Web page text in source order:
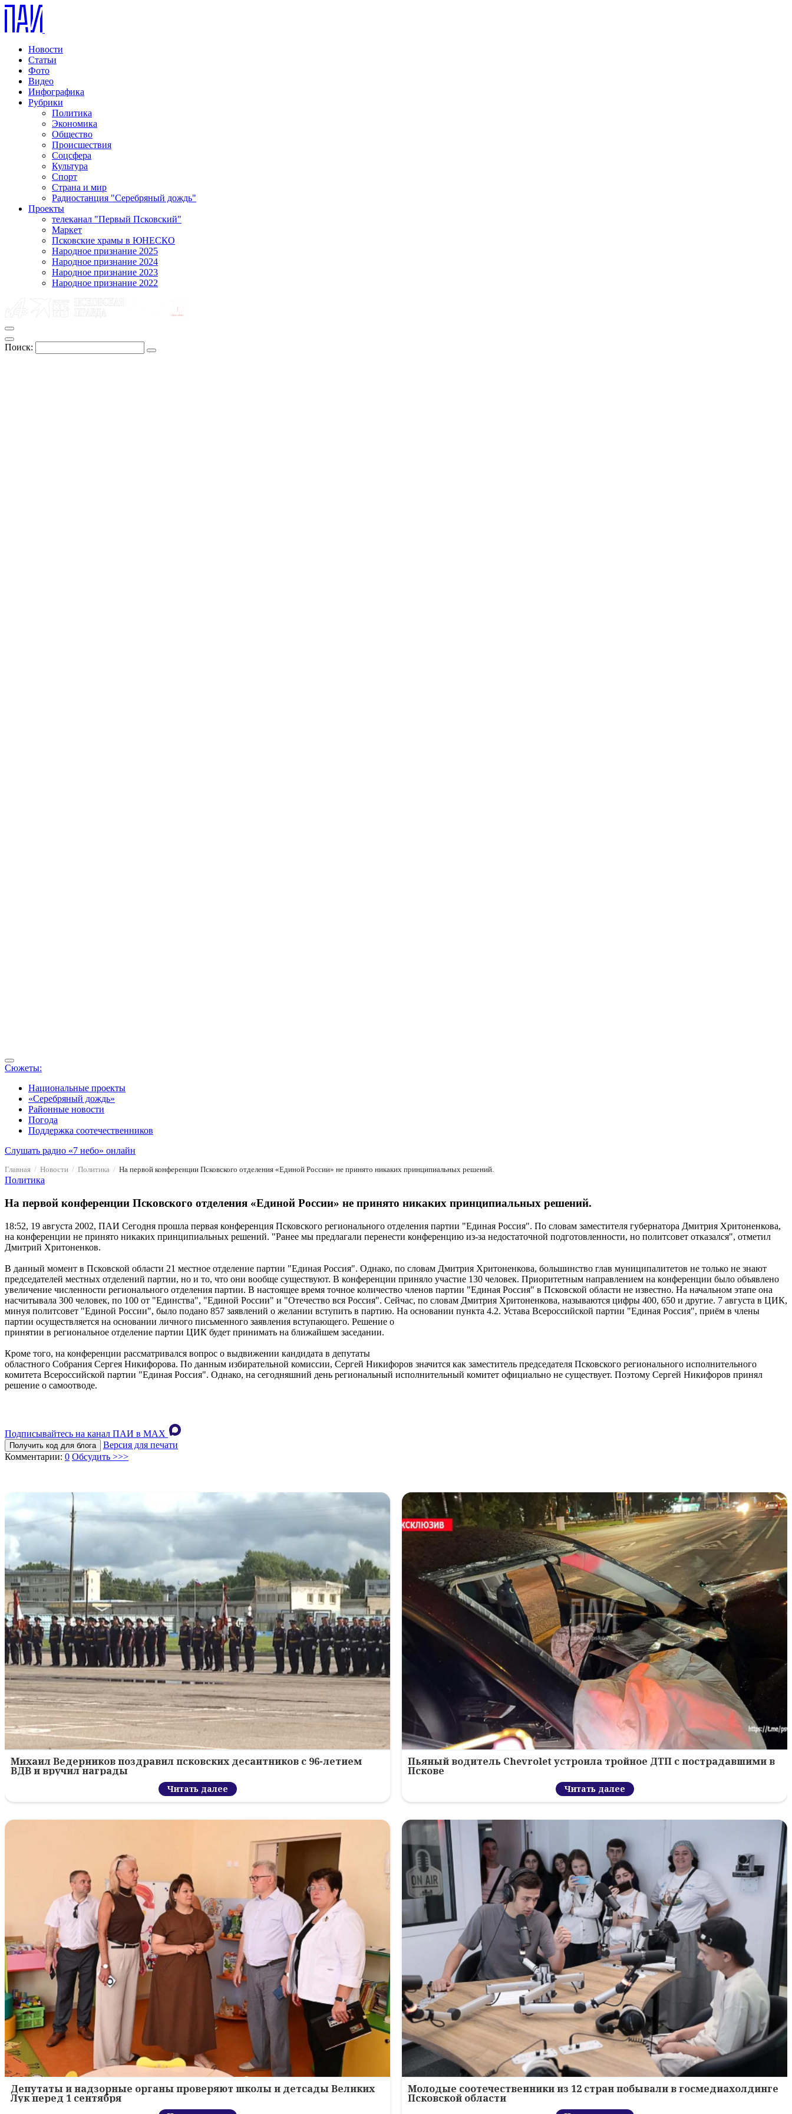
Новости
Статьи
Фото
Видео
Инфографика
Рубрики
Политика
Экономика
Общество
Происшествия
Соцсфера
Культура
Спорт
Страна и мир
Радиостанция "Серебряный дождь"
Проекты
телеканал "Первый Псковский"
Маркет
Псковские храмы в ЮНЕСКО
Народное признание 2025
Народное признание 2024
Народное признание 2023
Народное признание 2022
Поиск:
Сюжеты:
Национальные проекты
«Серебряный дождь»
Районные новости
Погода
Поддержка соотечественников
Слушать радио «7 небо» онлайн
Главная Новости Политика На первой конференции Псковского отделения «Единой России» не принято никаких принципиальных решений.
Политика
На первой конференции Псковского отделения «Единой России» не принято никаких принципиальных решений.
18:52, 19 августа 2002, ПАИ Сегодня прошла первая конференция Псковского регионального отделения партии "Единая Россия". По словам заместителя губернатора Дмитрия Хритоненкова,
на конференции не принято никаких принципиальных решений. "Ранее мы предлагали перенести конференцию из-за недостаточной подготовленности, но политсовет отказался", отметил
Дмитрий Хритоненков.
В данный момент в Псковской области 21 местное отделение партии "Единая Россия". Однако, по словам Дмитрия Хритоненкова, большинство глав муниципалитетов не только не знают
председателей местных отделений партии, но и то, что они вообще существуют. В конференции приняло участие 130 человек. Приоритетным направлением на конференции было объявлено
увеличение численности регионального отделения партии. В настоящее время точное количество членов партии "Единая Россия" в Псковской области не известно. На начальном этапе она
насчитывала 300 человек, по 100 от "Единства", "Единой России" и "Отечество вся Россия". Сейчас, по словам Дмитрия Хритоненкова, называются цифры 400, 650 и другие. 7 августа в ЦИК,
минуя политсовет "Единой России", было подано 857 заявлений о желании вступить в партию. На основании пункта 4.2. Устава Всероссийской партии "Единая Россия", приём в члены
партии осуществляется на основании личного письменного заявления вступающего. Решение о
принятии в региональное отделение партии ЦИК будет принимать на ближайшем заседании.
Кроме того, на конференции рассматривался вопрос о выдвижении кандидата в депутаты
областного Собрания Сергея Никифорова. По данным избирательной комиссии, Сергей Никифоров значится как заместитель председателя Псковского регионального исполнительного
комитета Всероссийской партии "Единая Россия". Однако, на сегодняшний день региональный исполнительный комитет официально не существует. Поэтому Сергей Никифоров принял
решение о самоотводе.
Подписывайтесь на канал ПАИ в MAХ
Получить код для блога
Версия для печати
Комментарии: 0 Обсудить >>>
Михаил Ведерников поздравил псковских десантников с 96-летием
ВДВ и вручил награды
Читать далее
Пьяный водитель Chevrolet устроила тройное ДТП с пострадавшими в
Пскове
Читать далее
Депутаты и надзорные органы проверяют школы и детсады Великих
Лук перед 1 сентября
Молодые соотечественники из 12 стран побывали в госмедиахолдинге
Псковской области